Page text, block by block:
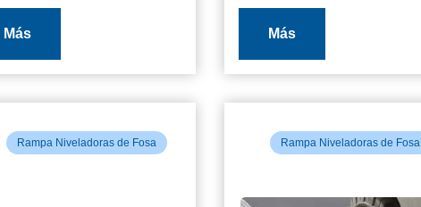
Más Más
Rampa Niveladoras de Fosa Rampa Niveladoras de Fosa